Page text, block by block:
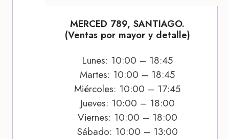
MERCED 789, SANTIAGO.
(Ventas por mayor y detalle)
Lunes: 10:00 – 18:45
Martes: 10:00 – 18:45
Miércoles: 10:00 – 17:45
Jueves: 10:00 – 18:00
Viernes: 10:00 – 18:00
Sábado: 10:00 – 13:00